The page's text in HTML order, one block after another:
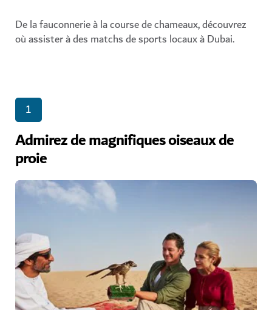
De la fauconnerie à la course de chameaux, découvrez
où assister à des matchs de sports locaux à Dubai.
1
Admirez de magnifiques oiseaux de
proie